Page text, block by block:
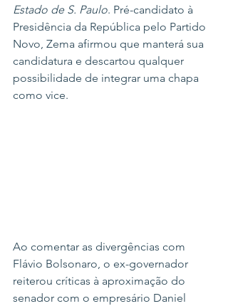
Estado de S. Paulo. Pré-candidato à
Presidência da República pelo Partido
Novo, Zema afirmou que manterá sua
candidatura e descartou qualquer
possibilidade de integrar uma chapa
como vice.
Ao comentar as divergências com
Flávio Bolsonaro, o ex-governador
reiterou críticas à aproximação do
senador com o empresário Daniel